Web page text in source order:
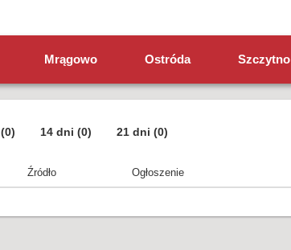
Mrągowo Ostróda Szczytno
(0) 14 dni (0) 21 dni (0)
Źródło Ogłoszenie